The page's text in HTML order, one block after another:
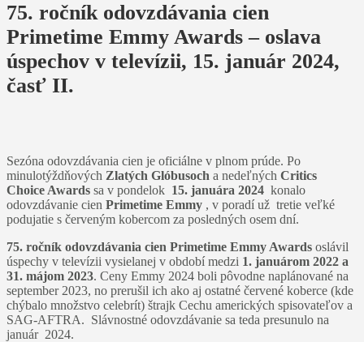
75. ročník odovzdávania cien
Primetime Emmy Awards – oslava
úspechov v televízii, 15. január 2024,
časť II.
Sezóna odovzdávania cien je oficiálne v plnom prúde. Po
minulotýždňových Zlatých Glóbusoch a nedeľných Critics
Choice Awards sa v pondelok 15. januára 2024 konalo
odovzdávanie cien Primetime Emmy , v poradí už tretie veľké
podujatie s červeným kobercom za posledných osem dní.
75. ročník odovzdávania cien Primetime Emmy Awards oslávil
úspechy v televízii vysielanej v období medzi 1. januárom 2022 a
31. májom 2023. Ceny Emmy 2024 boli pôvodne naplánované na
september 2023, no prerušil ich ako aj ostatné červené koberce (kde
chýbalo množstvo celebrít) štrajk Cechu amerických spisovateľov a
SAG-AFTRA. Slávnostné odovzdávanie sa teda presunulo na
január 2024.